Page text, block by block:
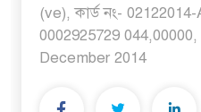
(ve), কার্ড নং- 02122014-
0002925729 044,00000,
December 2014